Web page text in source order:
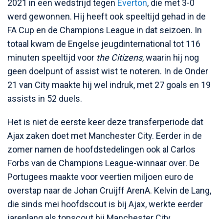
2021 in een wedstrijd tegen Everton, die met 3-0
werd gewonnen. Hij heeft ook speeltijd gehad in de
FA Cup en de Champions League in dat seizoen. In
totaal kwam de Engelse jeugdinternational tot 116
minuten speeltijd voor the Citizens, waarin hij nog
geen doelpunt of assist wist te noteren. In de Onder
21 van City maakte hij wel indruk, met 27 goals en 19
assists in 52 duels.
Het is niet de eerste keer deze transferperiode dat
Ajax zaken doet met Manchester City. Eerder in de
zomer namen de hoofdstedelingen ook al Carlos
Forbs van de Champions League-winnaar over. De
Portugees maakte voor veertien miljoen euro de
overstap naar de Johan Cruijff ArenA. Kelvin de Lang,
die sinds mei hoofdscout is bij Ajax, werkte eerder